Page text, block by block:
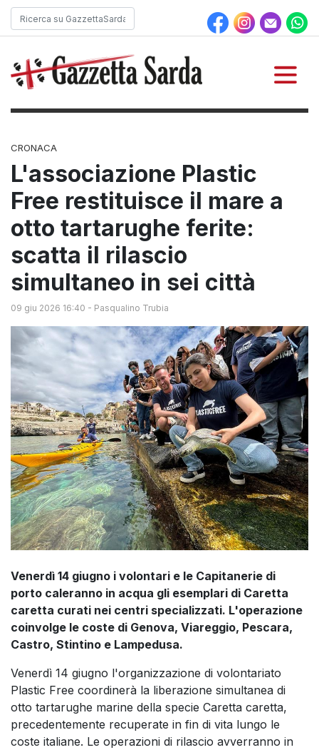
CRONACA
L'associazione Plastic
Free restituisce il mare a
otto tartarughe ferite:
scatta il rilascio
simultaneo in sei città
09 giu 2026 16:40 - Pasqualino Trubia
Venerdì 14 giugno i volontari e le Capitanerie di
porto caleranno in acqua gli esemplari di Caretta
caretta curati nei centri specializzati. L'operazione
coinvolge le coste di Genova, Viareggio, Pescara,
Castro, Stintino e Lampedusa.
Venerdì 14 giugno l'organizzazione di volontariato
Plastic Free coordinerà la liberazione simultanea di
otto tartarughe marine della specie Caretta caretta,
precedentemente recuperate in fin di vita lungo le
coste italiane. Le operazioni di rilascio avverranno in